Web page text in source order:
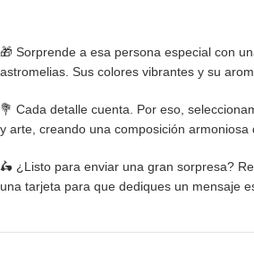
🎁 Sorprende a esa persona especial con
astromelias. Sus colores vibrantes y su
💐 Cada detalle cuenta. Por eso,
y arte, creando una composición
🛵 ¿Listo para enviar una gran sorpresa?
una tarjeta para que dediques un mensaje